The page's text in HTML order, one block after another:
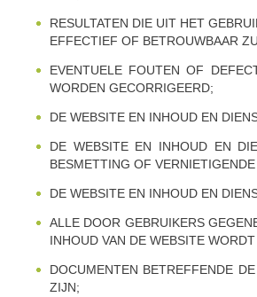
RESULTATEN DIE UIT HET
EFFECTIEF OF BETROUWBAAR
EVENTUELE FOUTEN OF
WORDEN GECORRIGEERD;
DE WEBSITE EN INHOUD EN
DE WEBSITE EN INHOUD EN
BESMETTING OF
DE WEBSITE EN INHOUD EN
ALLE DOOR GEBRUIKERS
INHOUD VAN DE WEBSITE
DOCUMENTEN BETREFFENDE
ZIJN;